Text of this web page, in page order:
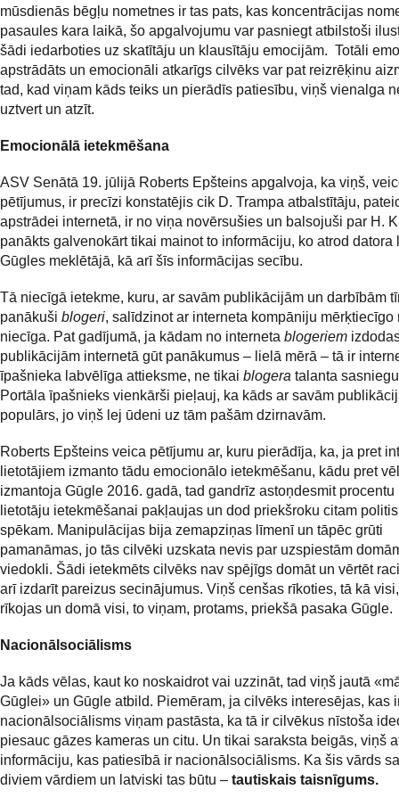
mūsdienās bēgļu nometnes ir tas pats, kas koncentrācijas
pasaules kara laikā, šo apgalvojumu var pasniegt atbilstoši
šādi iedarboties uz skatītāju un klausītāju emocijām. Totāli
apstrādāts un emocionāli atkarīgs cilvēks var pat reizrēķinu
tad, kad viņam kāds teiks un pierādīs patiesību, viņš vienalga
uztvert un atzīt.
Emocionālā ietekmēšana
ASV Senātā 19. jūlijā Roberts Epšteins apgalvoja, ka viņš,
pētījumus, ir precīzi konstatējis cik D. Trampa atbalstītāju,
apstrādei internetā, ir no viņa novērsušies un balsojuši par H.
panākts galvenokārt tikai mainot to informāciju, ko atrod datora
Gūgles meklētājā, kā arī šīs informācijas secību.
Tā niecīgā ietekme, kuru, ar savām publikācijām un darbībām
panākuši blogeri, salīdzinot ar interneta kompāniju mērķtiecīgo
niecīga. Pat gadījumā, ja kādam no interneta blogeriem
publikācijām internetā gūt panākumus – lielā mērā – tā ir
īpašnieka labvēlīga attieksme, ne tikai blogera talanta
Portāla īpašnieks vienkārši pieļauj, ka kāds ar savām
populārs, jo viņš lej ūdeni uz tām pašām dzirnavām.
Roberts Epšteins veica pētījumu ar, kuru pierādīja, ka, ja pret
lietotājiem izmanto tādu emocionālo ietekmēšanu, kādu pret
izmantoja Gūgle 2016. gadā, tad gandrīz astoņdesmit procentu
lietotāju ietekmēšanai pakļaujas un dod priekšroku citam
spēkam. Manipulācijas bija zemapziņas līmenī un tāpēc grūti
pamanāmas, jo tās cilvēki uzskata nevis par uzspiestām
viedokli. Šādi ietekmēts cilvēks nav spējīgs domāt un vērtēt
arī izdarīt pareizus secinājumus. Viņš cenšas rīkoties, tā kā
rīkojas un domā visi, to viņam, protams, priekšā pasaka Gūgle.
Nacionālsociālisms
Ja kāds vēlas, kaut ko noskaidrot vai uzzināt, tad viņš jautā
Gūglei» un Gūgle atbild. Piemēram, ja cilvēks interesējas, kas
nacionālsociālisms viņam pastāsta, ka tā ir cilvēkus nīstoša
piesauc gāzes kameras un citu. Un tikai saraksta beigās, viņš
informāciju, kas patiesībā ir nacionālsociālisms. Ka šis vārds
diviem vārdiem un latviski tas būtu – tautiskais taisnīgums.